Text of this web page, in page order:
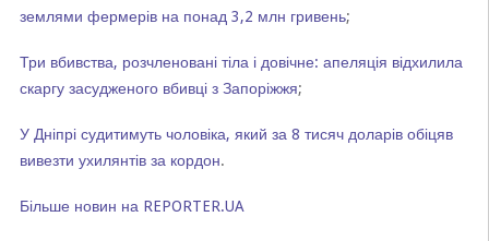
землями фермерів на понад 3,2 млн гривень;
Три вбивства, розчленовані тіла і довічне: апеляція відхилила
скаргу засудженого вбивці з Запоріжжя;
У Дніпрі судитимуть чоловіка, який за 8 тисяч доларів обіцяв
вивезти ухилянтів за кордон.
Більше новин на REPORTER.UA